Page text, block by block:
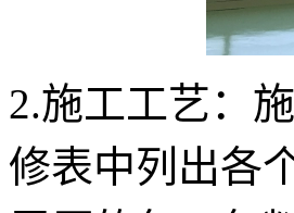
2.施工工艺：
修表中列出各